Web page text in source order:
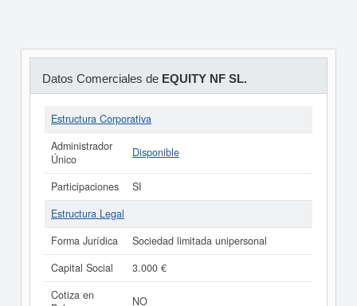
Datos Comerciales de EQUITY NF SL.
Estructura Corporativa
Administrador
Único
Disponible
Participaciones
SI
Estructura Legal
Forma Jurídica
Sociedad limitada unipersonal
Capital Social
3.000 €
Cotiza en
NO